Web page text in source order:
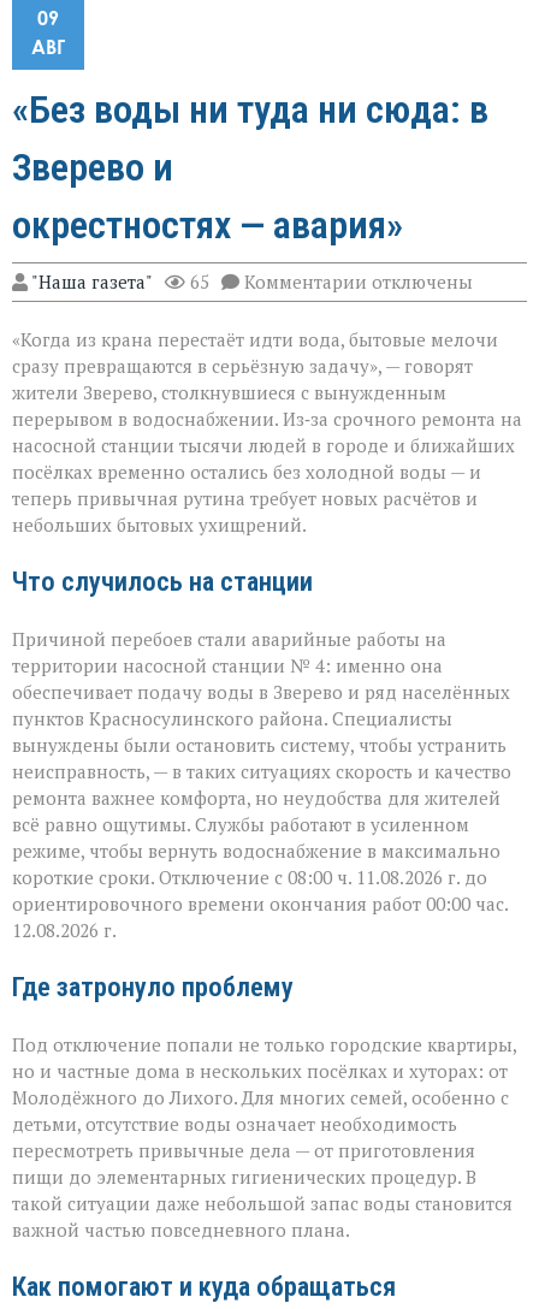
09
АВГ
«Без воды ни туда ни сюда: в
Зверево и
окрестностях — авария»
"Наша газета" 65 Комментарии к
записи
воды
ни
туда
ни
сюда:
в
Зверево
и
окрестностях —
отключены
«Когда из крана перестаёт идти вода, бытовые мелочи
сразу превращаются в серьёзную задачу», — говорят
жители Зверево, столкнувшиеся с вынужденным
перерывом в водоснабжении. Из‑за срочного ремонта на
насосной станции тысячи людей в городе и ближайших
посёлках временно остались без холодной воды — и
теперь привычная рутина требует новых расчётов и
небольших бытовых ухищрений.
Что случилось на станции
Причиной перебоев стали аварийные работы на
территории насосной станции № 4: именно она
обеспечивает подачу воды в Зверево и ряд населённых
пунктов Красносулинского района. Специалисты
вынуждены были остановить систему, чтобы устранить
неисправность, — в таких ситуациях скорость и качество
ремонта важнее комфорта, но неудобства для жителей
всё равно ощутимы. Службы работают в усиленном
режиме, чтобы вернуть водоснабжение в максимально
короткие сроки. Отключение с 08:00 ч. 11.08.2026 г. до
ориентировочного времени окончания работ 00:00 час.
12.08.2026 г.
Где затронуло проблему
Под отключение попали не только городские квартиры,
но и частные дома в нескольких посёлках и хуторах: от
Молодёжного до Лихого. Для многих семей, особенно с
детьми, отсутствие воды означает необходимость
пересмотреть привычные дела — от приготовления
пищи до элементарных гигиенических процедур. В
такой ситуации даже небольшой запас воды становится
важной частью повседневного плана.
Как помогают и куда обращаться